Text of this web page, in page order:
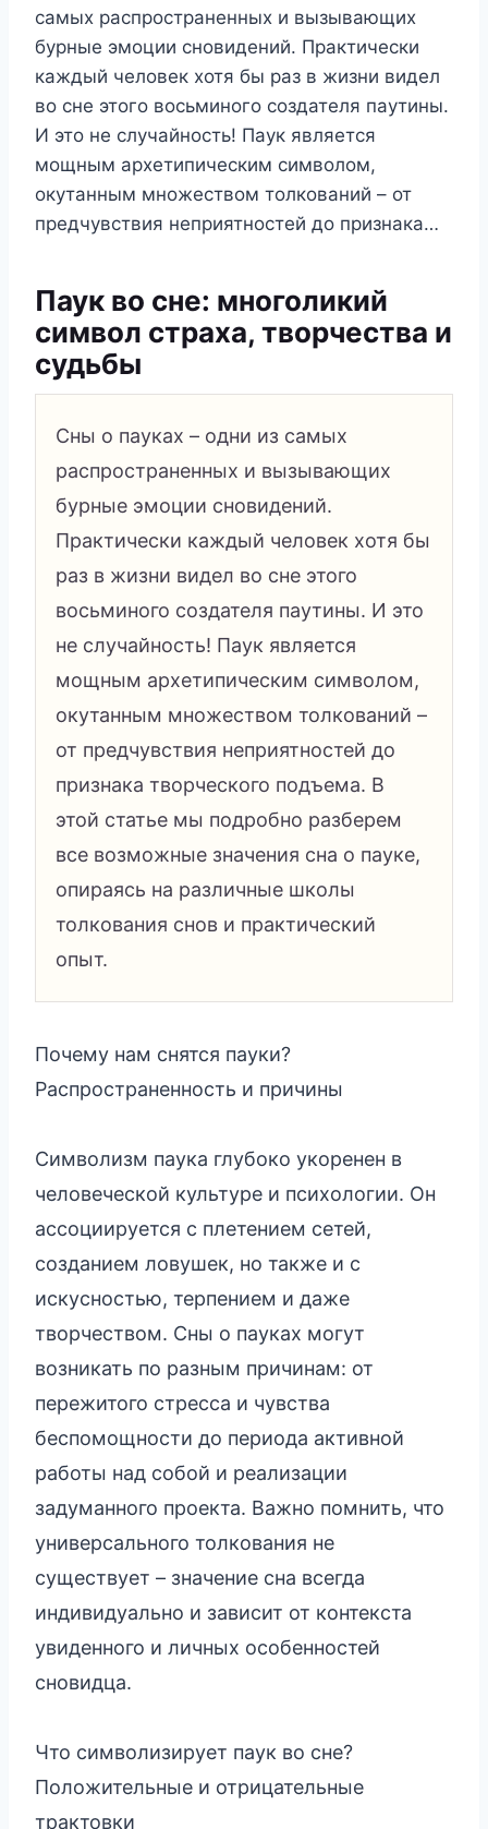
самых распространенных и вызывающих
бурные эмоции сновидений. Практически
каждый человек хотя бы раз в жизни видел
во сне этого восьминого создателя паутины.
И это не случайность! Паук является
мощным архетипическим символом,
окутанным множеством толкований – от
предчувствия неприятностей до признака…
Паук во сне: многоликий
символ страха, творчества и
судьбы
Сны о пауках – одни из самых
распространенных и вызывающих
бурные эмоции сновидений.
Практически каждый человек хотя бы
раз в жизни видел во сне этого
восьминого создателя паутины. И это
не случайность! Паук является
мощным архетипическим символом,
окутанным множеством толкований –
от предчувствия неприятностей до
признака творческого подъема. В
этой статье мы подробно разберем
все возможные значения сна о пауке,
опираясь на различные школы
толкования снов и практический
опыт.
Почему нам снятся пауки?
Распространенность и причины
Символизм паука глубоко укоренен в
человеческой культуре и психологии. Он
ассоциируется с плетением сетей,
созданием ловушек, но также и с
искусностью, терпением и даже
творчеством. Сны о пауках могут
возникать по разным причинам: от
пережитого стресса и чувства
беспомощности до периода активной
работы над собой и реализации
задуманного проекта. Важно помнить, что
универсального толкования не
существует – значение сна всегда
индивидуально и зависит от контекста
увиденного и личных особенностей
сновидца.
Что символизирует паук во сне?
Положительные и отрицательные
трактовки